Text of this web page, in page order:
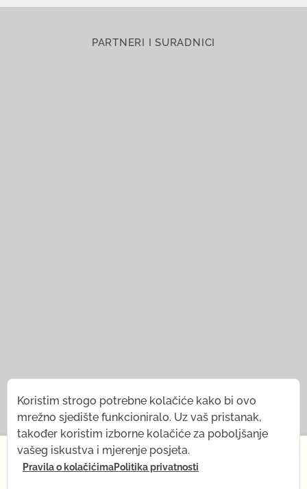
PARTNERI I SURADNICI
© 2021 — 2026Tena Rebernjak.
43.0440° N | 16.0893° E
Programirao od Stjepan Tafra
Od 1. srpnja na kratko mijenjam ritam — dolazi mi
Koristim strogo potrebne kolačiće kako bi ovo
mrežno sjedište funkcioniralo. Uz vaš pristanak,
također koristim izborne kolačiće za poboljšanje
vašeg iskustva i mjerenje posjeta.
Pravila o kolačićimaPolitika privatnosti